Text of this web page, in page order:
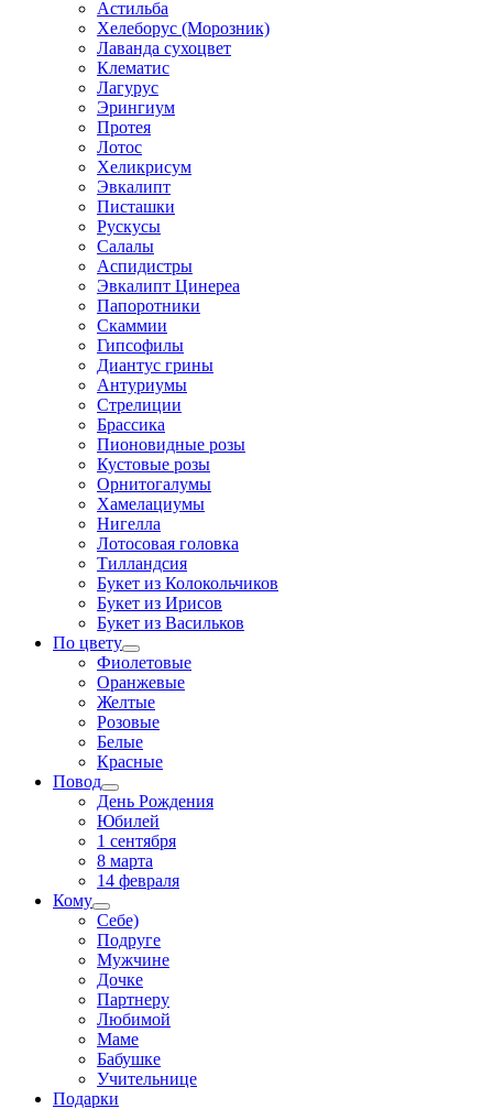
Астильба
Хелеборус (Морозник)
Лаванда сухоцвет
Клематис
Лагурус
Эрингиум
Протея
Лотос
Хеликрисум
Эвкалипт
Писташки
Рускусы
Салалы
Аспидистры
Эвкалипт Цинереа
Папоротники
Скаммии
Гипсофилы
Диантус грины
Антуриумы
Стрелиции
Брассика
Пионовидные розы
Кустовые розы
Орнитогалумы
Хамелациумы
Нигелла
Лотосовая головка
Тилландсия
Букет из Колокольчиков
Букет из Ирисов
Букет из Васильков
По цвету
Фиолетовые
Оранжевые
Желтые
Розовые
Белые
Красные
Повод
День Рождения
Юбилей
1 сентября
8 марта
14 февраля
Кому
Себе)
Подруге
Мужчине
Дочке
Партнеру
Любимой
Маме
Бабушке
Учительнице
Подарки